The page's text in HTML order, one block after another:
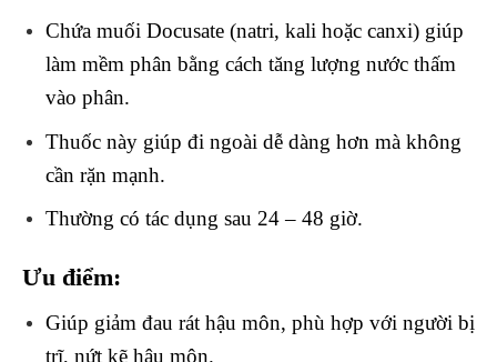
Chứa muối Docusate (natri, kali hoặc canxi) giúp
làm mềm phân bằng cách tăng lượng nước thấm
vào phân.
Thuốc này giúp đi ngoài dễ dàng hơn mà không
cần rặn mạnh.
Thường có tác dụng sau 24 – 48 giờ.
Ưu điểm:
Giúp giảm đau rát hậu môn, phù hợp với người bị
trĩ, nứt kẽ hậu môn.